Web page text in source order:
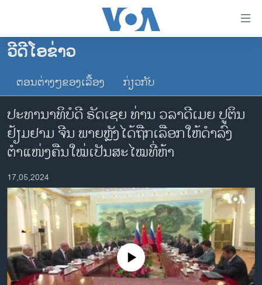
ເຂົ້າ
ຂ້າມ
ຂ້າມ
ໄປ
ຫາ
ຊອກ
ໂຮມເພຈ
ລາວ
ການເລືອກຕັ້ງ ປະທານາທີບໍດີ ສະຫະລັດ 2024
ຂ່າວ​ຈີນ
ເອເຊຍ
ອິດສະຫຼະພາບດ້ານການຂ່າວ
ຊີວິດຊາວລາວ
ຊຸມຊົນຊາວລາວ
ວິທະຍາສາດ-ເທັກໂນໂລຈີ
ວີດີໂອຂ່າວ
ຕອນຕ່າງໆຂອງເລື້ອງ ກ່ຽວກັບ
ປະທານາທິບໍດີ ຣັດເຊຍ ທ່ານ ວລາດີເມຍ ປູຕິນ
ຢ້ຽມຢາມ ຈີນ ພາຍຫຼັງໄດ້ຖືກເລືອກໃຫ້ດຳລົງ
ຕຳແໜ່ງຄືນໃໝ່ເປັນສະໄໝທີ່ຫ້າ
17,05,2024
No media source currently available